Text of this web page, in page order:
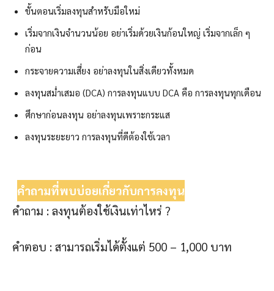
ขั้นตอนเริ่มลงทุนสำหรับมือใหม่
เริ่มจากเงินจำนวนน้อย อย่าเริ่มด้วยเงินก้อนใหญ่ เริ่มจากเล็ก ๆ
ก่อน
กระจายความเสี่ยง อย่าลงทุนในสิ่งเดียวทั้งหมด
ลงทุนสม่ำเสมอ (DCA) การลงทุนแบบ DCA คือ การลงทุนทุกเดือน
ศึกษาก่อนลงทุน อย่าลงทุนเพราะกระแส
ลงทุนระยะยาว การลงทุนที่ดีต้องใช้เวลา
คำถามที่พบบ่อยเกี่ยวกับการลงทุน
คำถาม : ลงทุนต้องใช้เงินเท่าไหร่ ?
คำตอบ : สามารถเริ่มได้ตั้งแต่ 500 – 1,000 บาท